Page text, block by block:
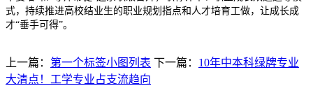
式，持续推进高校结业生的职业规划指点和人才培育工做，让成长成
才“垂手可得”。
上一篇： 第一个标签小图列表 下一篇： 10年中本科绿牌专业
大清点！工学专业占支流趋向